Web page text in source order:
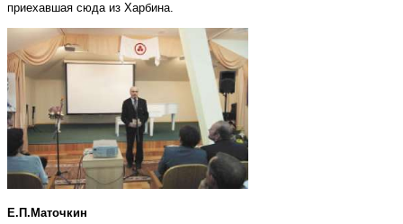
приехавшая сюда из Харбина.
Е.П.Маточкин